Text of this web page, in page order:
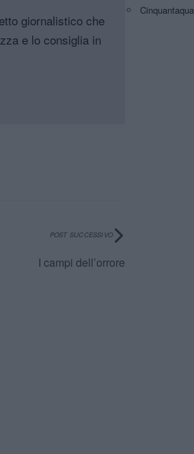
giornalistico che
e lo consiglia in
POST SUCCESSIVO
I campi dell’orrore